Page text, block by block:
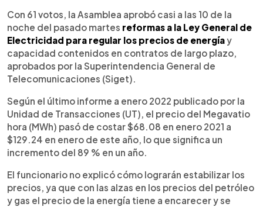
Con 61 votos, la Asamblea aprobó casi a las 10 de la
noche del pasado martes reformas a la Ley General de
Electricidad para regular los precios de energíay
capacidad contenidos en contratos de largo plazo,
aprobados por la Superintendencia General de
Telecomunicaciones (Siget).
Según el último informe a enero 2022 publicado por la
Unidad de Transacciones (UT), el precio del Megavatio
hora (MWh) pasó de costar $68.08 en enero 2021 a
$129.24 en enero de este año, lo que significa un
incremento del 89 % en un año.
El funcionario no explicó cómo lograrán estabilizar los
precios, ya que con las alzas en los precios del petróleo
y gas el precio de la energía tiene a encarecer y se